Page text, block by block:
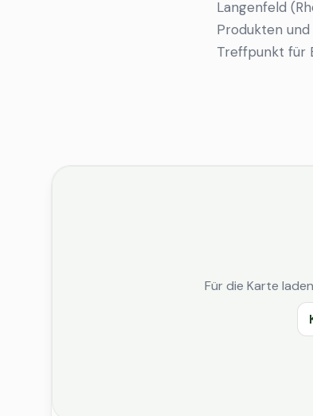
Langenfeld
Produkten
Treffpunkt für
Für die Karte